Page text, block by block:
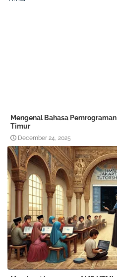
Mengenal Bahasa
Timur
December 24, 2025